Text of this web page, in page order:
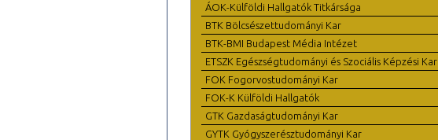
ÁOK-Külföldi Hallgatók Titkársága
BTK Bölcsészettudományi Kar
BTK-BMI Budapest Média Intézet
ETSZK Egészségtudományi és Szociális Képzési Kar
FOK Fogorvostudományi Kar
FOK-K Külföldi Hallgatók
GTK Gazdaságtudományi Kar
GYTK Gyógyszerésztudományi Kar